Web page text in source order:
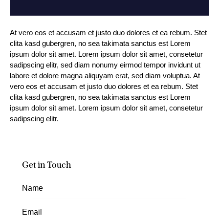
At vero eos et accusam et justo duo dolores et ea rebum. Stet
clita kasd gubergren, no sea takimata sanctus est Lorem
ipsum dolor sit amet. Lorem ipsum dolor sit amet, consetetur
sadipscing elitr, sed diam nonumy eirmod tempor invidunt ut
labore et dolore magna aliquyam erat, sed diam voluptua. At
vero eos et accusam et justo duo dolores et ea rebum. Stet
clita kasd gubergren, no sea takimata sanctus est Lorem
ipsum dolor sit amet. Lorem ipsum dolor sit amet, consetetur
sadipscing elitr.
Get in Touch